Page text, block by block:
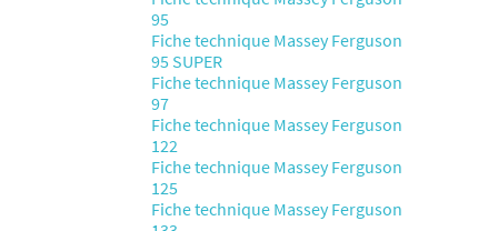
95
Fiche technique Massey Ferguson
95 SUPER
Fiche technique Massey Ferguson
97
Fiche technique Massey Ferguson
122
Fiche technique Massey Ferguson
125
Fiche technique Massey Ferguson